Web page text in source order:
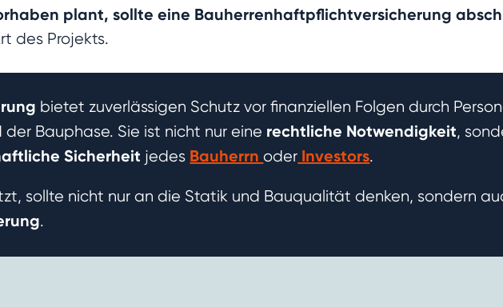
plant, sollte eine Bauherrenhaftpflichtversicherung
des Projekts.
bietet zuverlässigen Schutz vor finanziellen Folgen durch
Bauphase. Sie ist nicht nur eine rechtliche Notwendigkeit,
Sicherheit jedes Bauherrnoder Investors.
sollte nicht nur an die Statik und Bauqualität denken, sondern
.